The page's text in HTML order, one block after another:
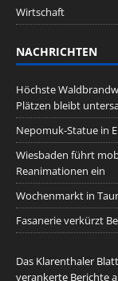
Wirtschaft
NACHRICHTEN
Höchste
Plätzen bleibt
Nepomuk-Statue in
Wiesbaden führt
Reanimationen ein
Wochenmarkt in
Fasanerie verkürzt
Das Klarenthaler
verankerte Berichte